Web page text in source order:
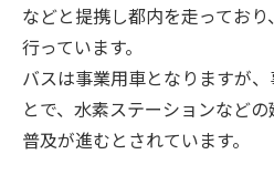
などと提携し都内を走ってお
行っています。
バスは事業用車となりますが
とで、水素ステーションなど
普及が進むとされています。